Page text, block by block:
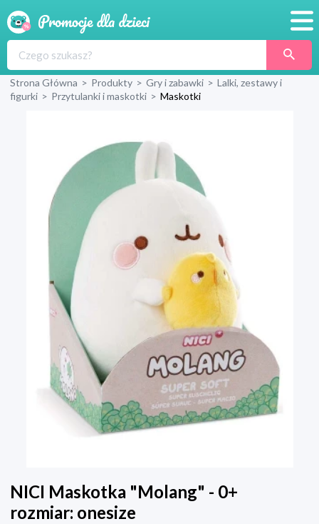
Produkty
Blog
Wyprawka
Strona Główna > Produkty > Gry i zabawki > Lalki, zestawy i
figurki > Przytulanki i maskotki > Maskotki
NICI Maskotka "Molang" - 0+
rozmiar: onesize